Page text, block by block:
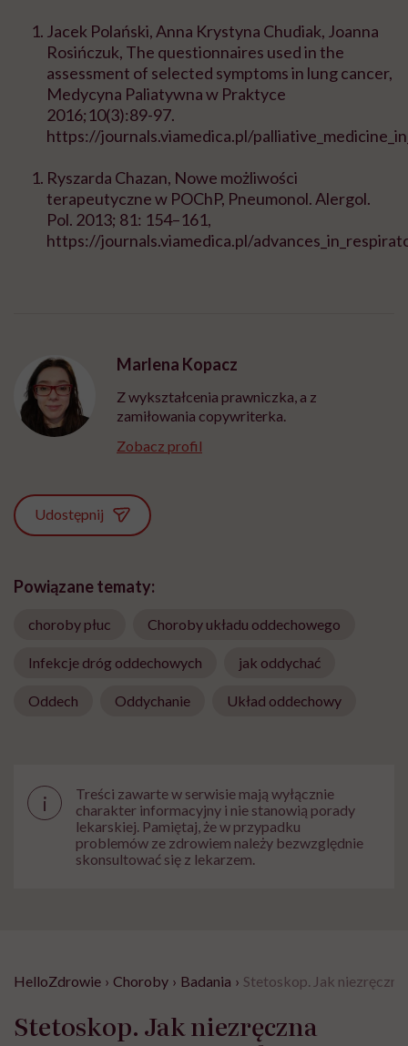
Jacek Polański, Anna Krystyna Chudiak, Joanna
Rosińczuk, The questionnaires used in the
assessment of selected symptoms in lung cancer,
Medycyna Paliatywna w Praktyce
2016;10(3):89-97.
https://journals.viamedica.pl/
Ryszarda Chazan, Nowe możliwości
terapeutyczne w POChP, Pneumonol. Alergol.
Pol. 2013; 81: 154–161,
https://journals.viamedica.pl/
Marlena Kopacz
Z wykształcenia prawniczka, a z
zamiłowania copywriterka.
Zobacz profil
Udostępnij
Powiązane tematy:
choroby płuc Choroby układu oddechowego
Infekcje dróg oddechowych jak oddychać
Oddech Oddychanie Układ oddechowy
i
Treści zawarte w serwisie mają wyłącznie
charakter informacyjny i nie stanowią porady
lekarskiej. Pamiętaj, że w przypadku
problemów ze zdrowiem należy bezwzględnie
skonsultować się z lekarzem.
HelloZdrowie › Choroby › Badania › Stetoskop. Jak
Stetoskop. Jak niezręczna